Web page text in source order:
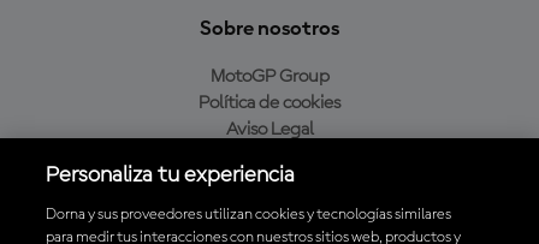
Sobre nosotros
MotoGP Group
Política de cookies
Aviso Legal
Política de compra
Personaliza tu experiencia
Dorna y sus proveedores utilizan cookies y tecnologías similares
para medir tus interacciones con nuestros sitios web, productos y